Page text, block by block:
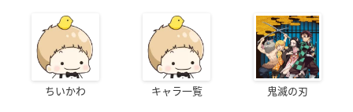
ちいかわ キャラ一覧 鬼滅の刃